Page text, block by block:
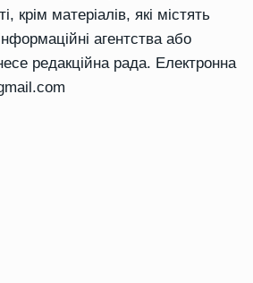
крім матеріалів, які містять
агентства або
редакційна рада. Електронна